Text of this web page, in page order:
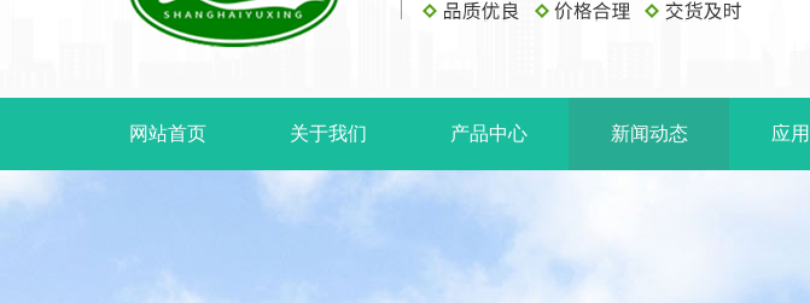
网站首页 关于我们 产品中心 新闻动态 应